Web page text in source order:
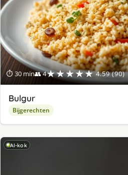
⏱ 30 min👥 4★★★★★ 4.59 (90)
Bulgur
Bijgerechten
AI-kok